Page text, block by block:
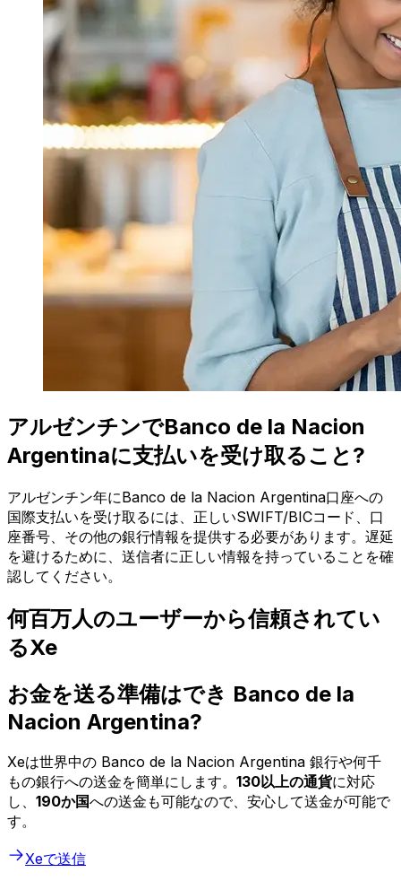
アルゼンチンでBanco de la Nacion
Argentinaに支払いを受け取ること?
アルゼンチン年にBanco de la Nacion Argentina口座への
国際支払いを受け取るには、正しいSWIFT/BICコード、口
座番号、その他の銀行情報を提供する必要があります。遅延
を避けるために、送信者に正しい情報を持っていることを確
認してください。
何百万人のユーザーから信頼されてい
るXe
お金を送る準備はでき Banco de la
Nacion Argentina?
Xeは世界中の Banco de la Nacion Argentina 銀行や何千
もの銀行への送金を簡単にします。 130以上の通貨に対応
し、 190か国への送金も可能なので、安心して送金が可能で
す。
Xeで送信